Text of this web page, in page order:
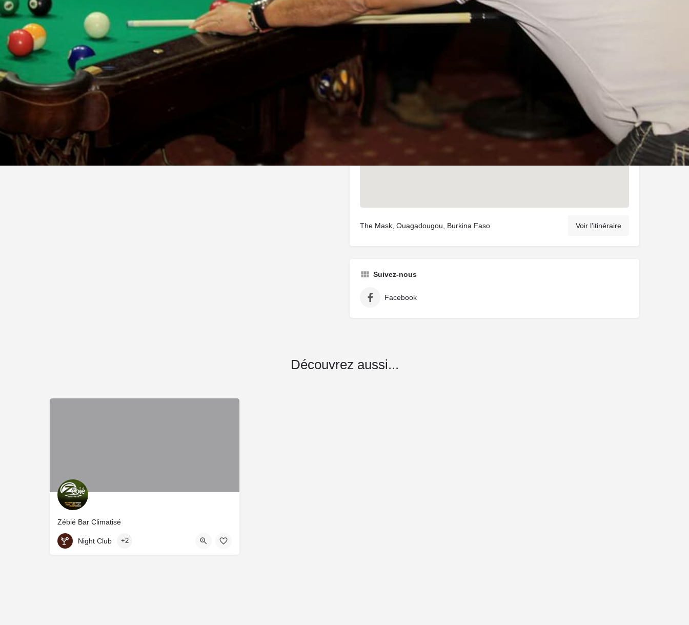
Y aller Ajouter aux favoris Partager Signaler un problème
Type de lieu
Night Club
The Mask, Ouagadougou, Burkina Faso Voir l'itinéraire
Suivez-nous
Facebook
Découvrez aussi...
Zébié Bar Climatisé
Night Club +2